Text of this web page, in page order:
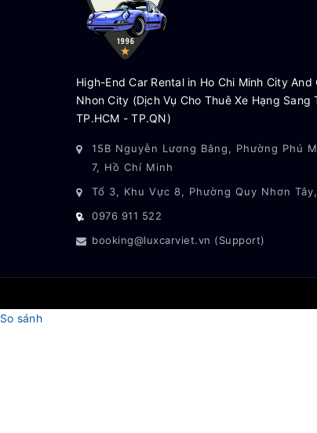
High-End Car Rental in Ho Chi Minh City And
Nhon City (Dịch Vụ Cho Thuê Xe Hạng Sang
TP.HCM - TP.QN)
15B Nguyễn Lương Bằng, Phường Phú
7, Hồ Chí Minh
Tổ 3, Khu Vực 8, Phường Quy Nhơn
0976 911 522
booking@luxcarviet.vn (Support)
So sánh